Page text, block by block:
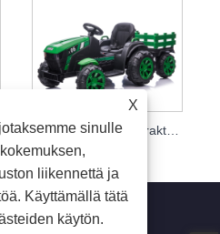
X
sinulle
liikennettä ja
Käyttämällä tätä
käytön.